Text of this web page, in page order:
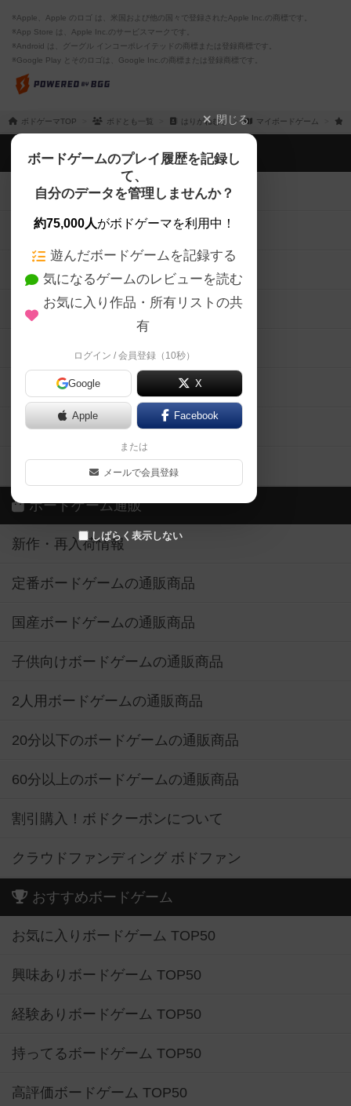
※Apple、Apple のロゴ は、米国および他の国々で登録されたApple Inc.の商標です。
※App Store は、Apple Inc.のサービスマークです。
※Android は、グーグル インコーポレイテッドの商標または登録商標です。
※Google Play とそのロゴは、Google Inc.の商標または登録商標です。
ボドゲーマTOP ボドとも一覧 はりがねむし マイボードゲーム
閉じる
ボードゲームのプレイ履歴を記録し
て、
自分のデータを管理しませんか？
約75,000人がボドゲーマを利用中！
遊んだボードゲームを記録する
気になるゲームのレビューを読む
お気に入り作品・所有リストの共
有
ログイン / 会員登録（10秒）
Google X
Apple Facebook
または
メールで会員登録
しばらく表示しない
ボドゲーマTOP
ボードゲームを検索する
ボードゲームの新着レビュー
ボードゲーム会情報
メカニクス特集
掲示板・トピックス
ボドとも・会員一覧
ボードゲーム業界コラム
ボドゲーマご利用案内
ボードゲーム通販
新作・再入荷情報
定番ボードゲームの通販商品
国産ボードゲームの通販商品
子供向けボードゲームの通販商品
2人用ボードゲームの通販商品
20分以下のボードゲームの通販商品
60分以上のボードゲームの通販商品
割引購入！ボドクーポンについて
クラウドファンディング ボドファン
おすすめボードゲーム
お気に入りボードゲーム TOP50
興味ありボードゲーム TOP50
経験ありボードゲーム TOP50
持ってるボードゲーム TOP50
高評価ボードゲーム TOP50